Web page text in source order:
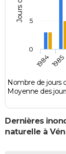
Nombre de jours
Moyenne des
19841985
0
5
Dernières
naturelle à